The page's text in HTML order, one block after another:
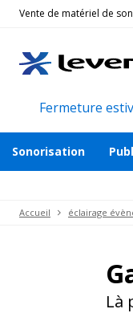
Vente de matériel de
Fermeture
Sonorisation
Accueil éclairage
Là